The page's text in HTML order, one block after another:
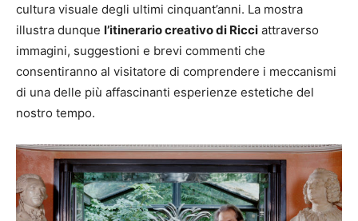
cultura visuale degli ultimi cinquant’anni. La mostra
illustra dunque l’itinerario creativo di Ricci attraverso
immagini, suggestioni e brevi commenti che
consentiranno al visitatore di comprendere i meccanismi
di una delle più affascinanti esperienze estetiche del
nostro tempo.